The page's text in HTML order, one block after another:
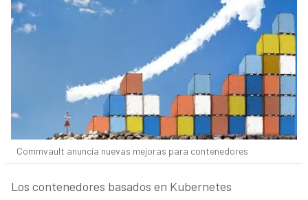
Commvault anuncia nuevas mejoras para contenedores
Los contenedores basados en Kubernetes